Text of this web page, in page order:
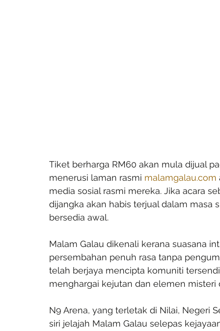
Tiket berharga RM60 akan mula dijual
menerusi laman rasmi malamgalau.com
media sosial rasmi mereka. Jika acara
dijangka akan habis terjual dalam
bersedia awal.
Malam Galau dikenali kerana suasana
persembahan penuh rasa tanpa
telah berjaya mencipta komuniti
menghargai kejutan dan elemen misteri
N9 Arena, yang terletak di Nilai, Negeri
siri jelajah Malam Galau selepas